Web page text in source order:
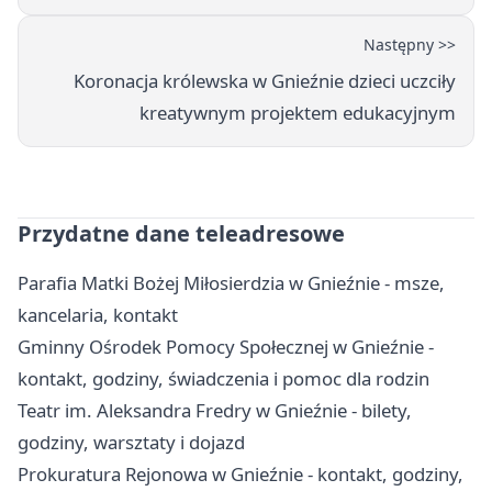
Następny >>
Koronacja królewska w Gnieźnie dzieci uczciły
kreatywnym projektem edukacyjnym
Przydatne dane teleadresowe
Parafia Matki Bożej Miłosierdzia w Gnieźnie - msze,
kancelaria, kontakt
Gminny Ośrodek Pomocy Społecznej w Gnieźnie -
kontakt, godziny, świadczenia i pomoc dla rodzin
Teatr im. Aleksandra Fredry w Gnieźnie - bilety,
godziny, warsztaty i dojazd
Prokuratura Rejonowa w Gnieźnie - kontakt, godziny,